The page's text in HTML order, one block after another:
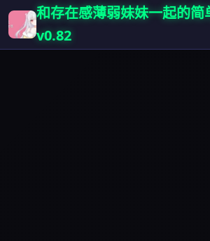
和存在感薄弱妹妹一起的简
v0.82